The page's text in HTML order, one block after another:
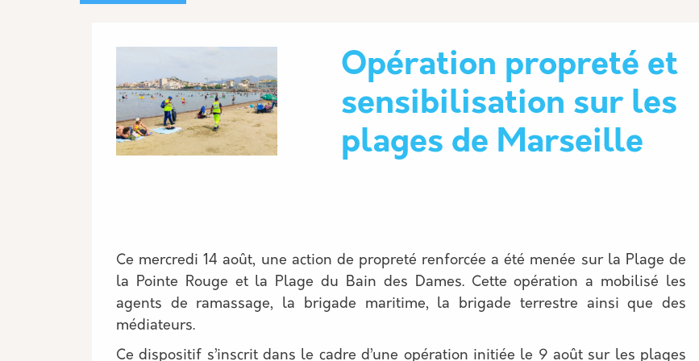
Opération propreté et
sensibilisation sur les
plages de Marseille
Ce mercredi 14 août, une action de propreté renforcée a été menée sur la Plage de
la Pointe Rouge et la Plage du Bain des Dames. Cette opération a mobilisé les
agents de ramassage, la brigade maritime, la brigade terrestre ainsi que des
médiateurs.
Ce dispositif s’inscrit dans le cadre d’une opération initiée le 9 août sur les plages